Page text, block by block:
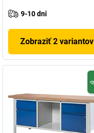
9-10 dni
Zobraziť 2 variantov